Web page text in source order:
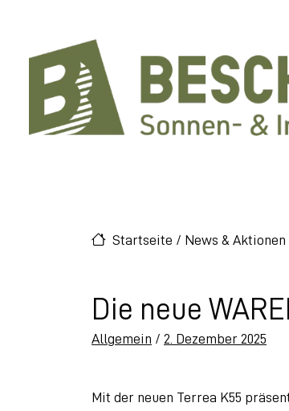
Main Navigation
Startseite / News & Aktionen
Die neue
Allgemein / Posted on
2. Dezember 2025
Mit der neuen Terrea K55